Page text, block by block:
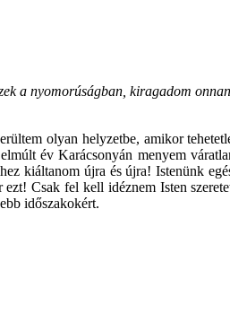
a nyomorúságban, kiragadom
olyan helyzetbe, amikor
év Karácsonyán menyem
kiáltanom újra és újra! Istenünk
Csak fel kell idéznem Isten
időszakokért.